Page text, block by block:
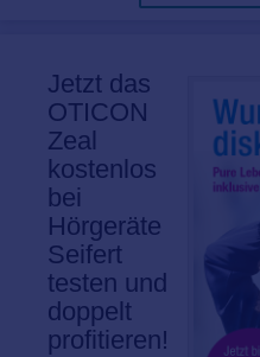
Jetzt das
OTICON
Zeal
kostenlos
bei
Hörgeräte
Seifert
testen und
doppelt
profitieren!